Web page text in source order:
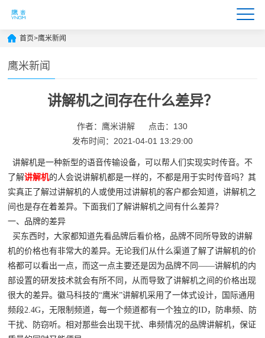
首页>鹰米新闻
鹰米新闻
讲解机之间存在什么差异？
作者：鹰米讲解
点击：130
发布时间：2021-04-01 13:29:00
讲解机是一种新型的语音传输设备，可以帮人们实现实时传音。不
了解讲解机的人会说讲解机都是一样的，不都是用于实时传音吗？其
实真正了解过讲解机的人或使用过讲解机的客户都会知道，讲解机之
间也是存在着差异。下面我们了解讲解机之间有什么差异？
一、品牌的差异
买东西时，大家都知道先看品牌后看价格，品牌不同所导致的讲解
机的价格也有非常大的差异。无论我们从什么渠道了解了讲解机的价
格都可以看出一点，而这一点主要还是因为品牌不同——讲解机的内
部设置的研发技术就会有所不同，从而导致了讲解机之间的价格出现
很大的差异。徽马科技的“鹰米”讲解机采用了一体式设计，国际通用
频段2.4G，无限制频道，每一个频道都有一个独立的ID，防串频、防
干扰、防窃听。相对那些会出现干扰、串频情况的品牌讲解机，保证